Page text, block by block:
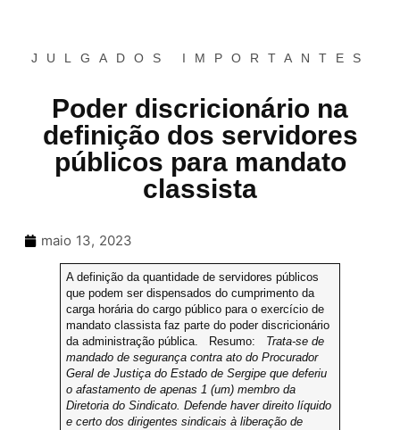
JULGADOS IMPORTANTES
Poder discricionário na
definição dos servidores
públicos para mandato
classista
maio 13, 2023
A definição da quantidade de servidores públicos
que podem ser dispensados do cumprimento da
carga horária do cargo público para o exercício de
mandato classista faz parte do poder discricionário
da administração pública.
Resumo:
Trata-se de
mandado de segurança contra ato do Procurador
Geral de Justiça do Estado de Sergipe que deferiu
o afastamento de apenas 1 (um) membro da
Diretoria do Sindicato. Defende haver direito líquido
e certo dos dirigentes sindicais à liberação de